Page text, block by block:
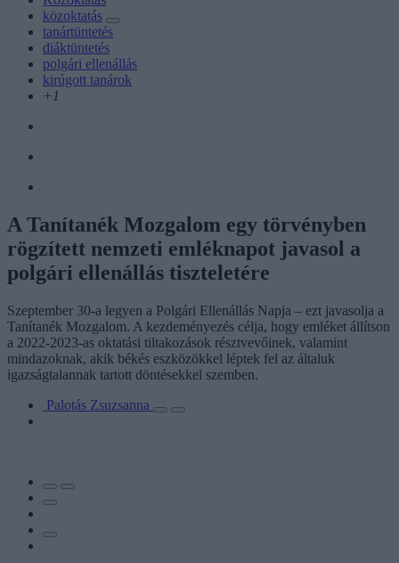
közoktatás
tanártüntetés
diáktüntetés
polgári ellenállás
kirúgott tanárok
+1
A Tanítanék Mozgalom egy törvényben
rögzített nemzeti emléknapot javasol a
polgári ellenállás tiszteletére
Szeptember 30-a legyen a Polgári Ellenállás Napja – ezt javasolja a
Tanítanék Mozgalom. A kezdeményezés célja, hogy emléket állítson
a 2022-2023-as oktatási tiltakozások résztvevőinek, valamint
mindazoknak, akik békés eszközökkel léptek fel az általuk
igazságtalannak tartott döntésekkel szemben.
Palotás Zsuzsanna